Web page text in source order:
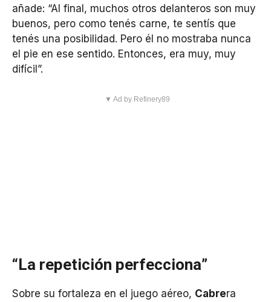
añade: “Al final, muchos otros delanteros son muy
buenos, pero como tenés carne, te sentís que
tenés una posibilidad. Pero él no mostraba nunca
el pie en ese sentido. Entonces, era muy, muy
difícil”.
▼ Ad by Refinery89
“La repetición perfecciona”
Sobre su fortaleza en el juego aéreo, Cabrera